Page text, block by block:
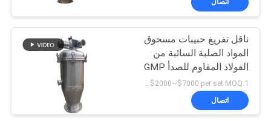
اتصال
ناقل تفريغ حبيبات مسحوق
المواد الصلبة السائبة من
الفولاذ المقاوم للصدأ GMP
USD$2000~$7000 per set MOQ:1 مجموعة
اتصال